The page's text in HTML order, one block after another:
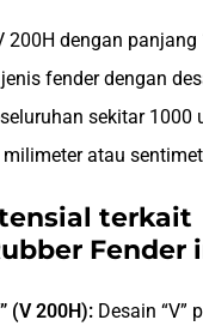
200H dengan panjang
fender dengan
sekitar 1000
atau
terkait
Fender
(V 200H): Desain “V”